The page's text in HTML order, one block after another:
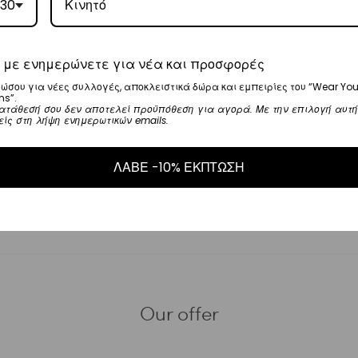
που θα παραλάβουμε το επιστρεφόμενο προϊόν.
ή εισαγωγικές επιβαρύνσεις.
να είστε υπεύθυνοι για τα τέλη διακίνησης και τους φόρους
δέματος. Αυτή η πολιτική ισχύει και για τις παραδόσεις στο Ηνωμένο
ή να ελέγξουμε τυχόν τελωνειακά τέλη ή εισαγωγικούς δασμούς
σημαντικά από χώρα σε χώρα.
Our offer
ενημερώνετε για νέα και προσφορές
για νέες συλλογές, αποκλειστικά δώρα και εμπειρίες του “Wear
σου δεν αποτελεί προϋπόθεση για αγορά. Με την επιλογή αυτή
στη λήψη ενημερωτικών emails.
ΛΑΒΕ -10% ΕΚΠΤΩΣΗ